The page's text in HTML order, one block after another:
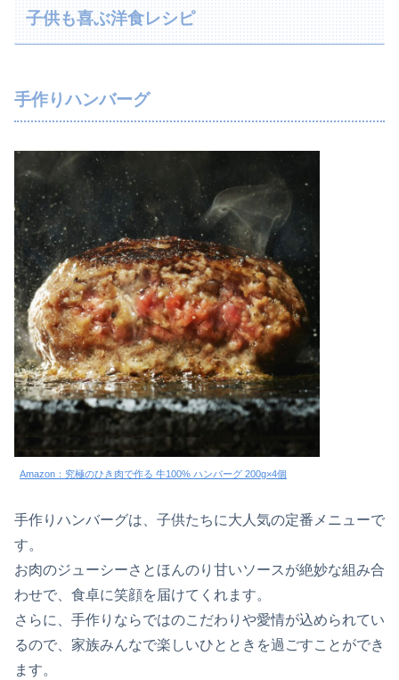
子供も喜ぶ洋食レシピ
手作りハンバーグ
Amazon：究極のひき肉で作る 牛100% ハンバーグ 200g×4個
手作りハンバーグは、子供たちに大人気の定番メニューで
す。
お肉のジューシーさとほんのり甘いソースが絶妙な組み合
わせで、食卓に笑顔を届けてくれます。
さらに、手作りならではのこだわりや愛情が込められてい
るので、家族みんなで楽しいひとときを過ごすことができ
ます。